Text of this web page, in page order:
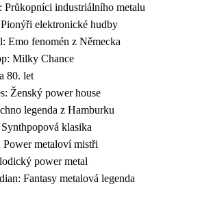
Průkopníci industriálního metalu
elektronické hudby
Emo fenomén z Německa
Milky Chance
80. let
Ženský power house
legenda z Hamburku
klasika
metaloví mistři
power metal
Fantasy metalová legenda